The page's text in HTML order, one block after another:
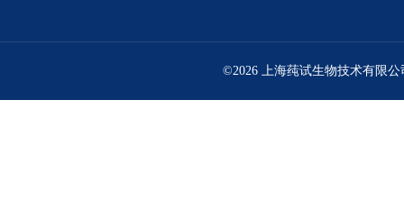
©2026 上海莼试生物技术有限